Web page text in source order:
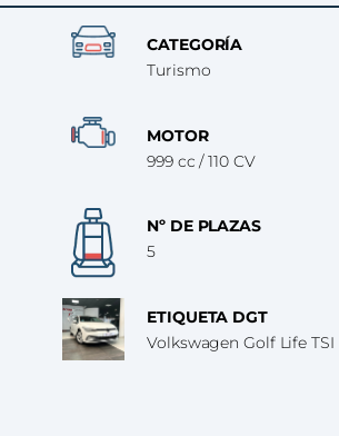
CATEGORÍA
Turismo
MOTOR
999 cc / 110 CV
Nº DE PLAZAS
5
ETIQUETA DGT
Volkswagen Golf Life TSI